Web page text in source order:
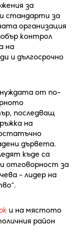
за
стандарти за
организация
контрол
на
и дългосрочно
от по-
последващ
на
дървета.
къде са
отговорност за
- лидер на
и на мястото
район